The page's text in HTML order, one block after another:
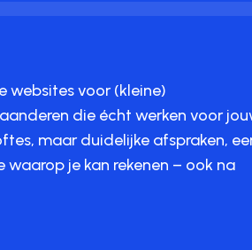
websites voor (kleine)
die écht werken voor
maar duidelijke afspraken,
waarop je kan rekenen – ook na